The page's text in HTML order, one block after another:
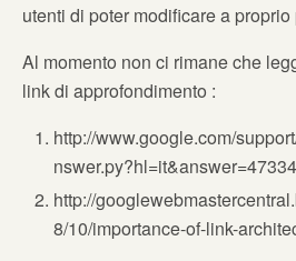
utenti di poter modificare a
Al momento non ci rimane che
link di approfondimento :
http://www.google.com/
nswer.py?hl=it&answer=47334
http://
8/10/importance-of-link-